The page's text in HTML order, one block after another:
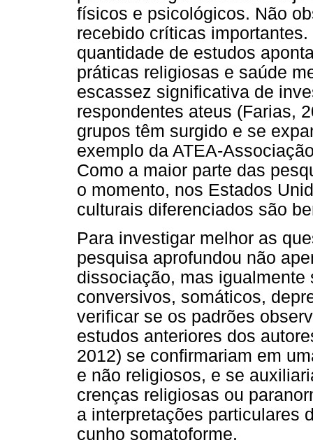
físicos e psicológicos. Não
recebido críticas
quantidade de estudos
práticas religiosas e saúde
escassez significativa de
respondentes ateus (Farias,
grupos têm surgido e se
exemplo da ATEA-
Como a maior parte das
o momento, nos Estados
culturais diferenciados são
Para investigar melhor as
pesquisa aprofundou não
dissociação, mas
conversivos, somáticos,
verificar se os padrões
estudos anteriores dos
2012) se confirmariam em
e não religiosos, e se
crenças religiosas ou
a interpretações particulares
cunho somatoforme.